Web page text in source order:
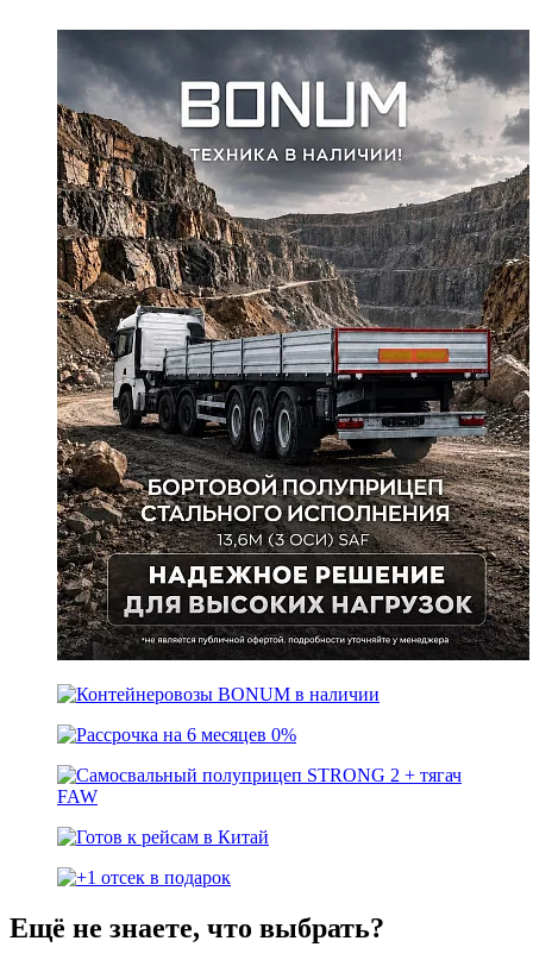
Ещё не знаете, что выбрать?